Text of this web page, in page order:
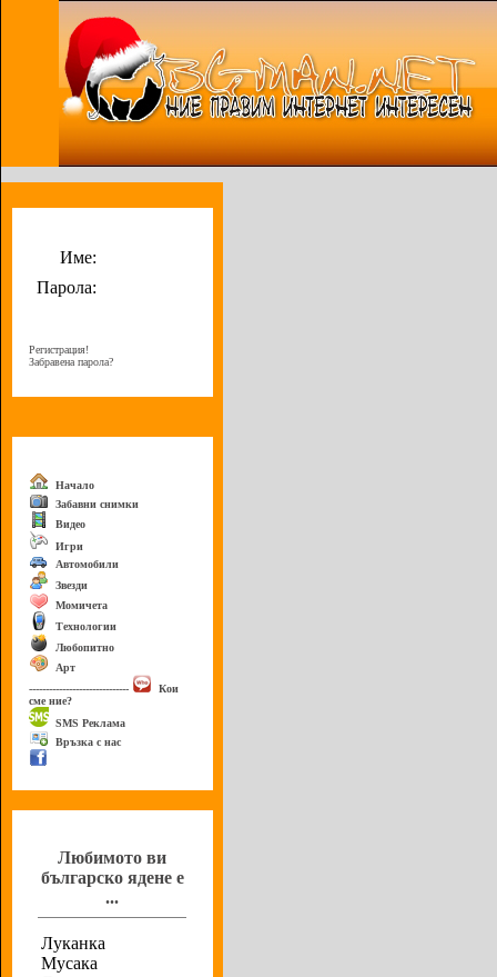
Име:
Парола:
Регистрация!
Забравена парола?
Начало
Забавни снимки
Видео
Игри
Автомобили
Звезди
Момичета
Технологии
Любопитно
Арт
------------------------------
Кои
сме ние?
SMS Реклама
Връзка с нас
Любимото ви
българско ядене е
...
Луканка
Мусака